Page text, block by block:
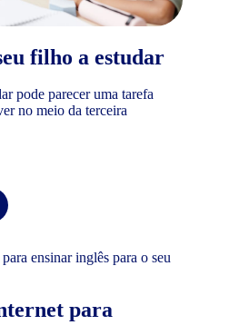
filho a estudar
pode parecer uma tarefa
no meio da terceira
para